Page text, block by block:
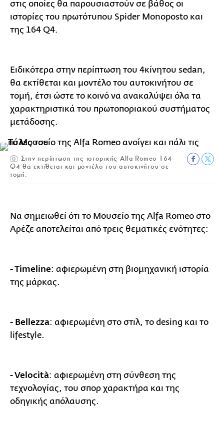
στις οποίες θα παρουσιαστούν σε βάθος οι
ιστορίες του πρωτότυπου Spider Monoposto και
της 164 Q4.
Ειδικότερα στην περίπτωση του 4κίνητου sedan,
θα εκτίθεται και μοντέλο του αυτοκινήτου σε
τομή, έτσι ώστε το κοινό να ανακαλύψει όλα τα
χαρακτηριστικά του πρωτοποριακού συστήματος
μετάδοσης.
Στην περίπτωση της ιστορικής Alfa Romeo 164
Q4 θα εκτίθεται και μοντέλο του αυτοκινήτου σε
τομή.
Να σημειωθεί ότι το Μουσείο της Alfa Romeo στο
Αρέζε αποτελείται από τρεις θεματικές ενότητες:
- Timeline: αφιερωμένη στη βιομηχανική ιστορία
της μάρκας.
- Bellezza: αφιερωμένη στο στιλ, το desing και το
lifestyle.
- Velocità: αφιερωμένη στη σύνθεση της
τεχνολογίας, του σπορ χαρακτήρα και της
οδηγικής απόλαυσης.